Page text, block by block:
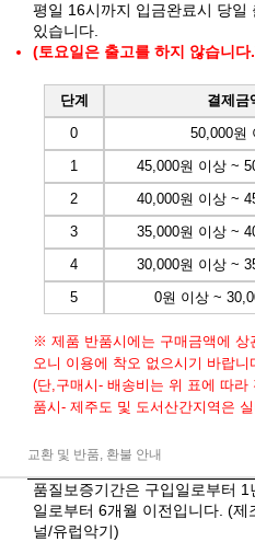
평일 16시까지 입금완료시 당일
있습니다.
(토요일은 출고를 하지 않습니다
단계 결제금
0
50,000원
1
45,000원 이상 ~
2
40,000원 이상 ~
3
35,000원 이상 ~
4
30,000원 이상 ~
5
0원 이상 ~
※ 제품 반품시에는 구매금액에 상
오니 이용에 착오 없으시기 바랍니
(단,구매시- 배송비는 위 표에 따
품시- 제주도 및 도서산간지역은
교환 및 반품, 환불 안내
품질보증기간은 구입일로부터
일로부터 6개월 이전입니다. (
널/유럽악기)